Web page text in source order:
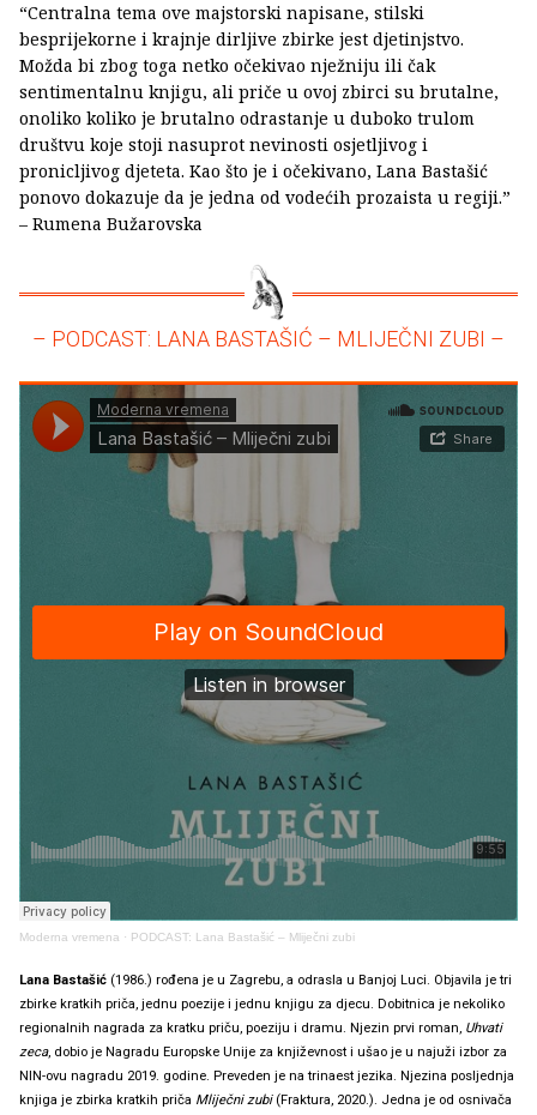
“Centralna tema ove majstorski napisane, stilski
besprijekorne i krajnje dirljive zbirke jest djetinjstvo.
Možda bi zbog toga netko očekivao nježniju ili čak
sentimentalnu knjigu, ali priče u ovoj zbirci su brutalne,
onoliko koliko je brutalno odrastanje u duboko trulom
društvu koje stoji nasuprot nevinosti osjetljivog i
pronicljivog djeteta. Kao što je i očekivano, Lana Bastašić
ponovo dokazuje da je jedna od vodećih prozaista u regiji.”
– Rumena Bužarovska
– PODCAST: LANA BASTAŠIĆ – MLIJEČNI ZUBI –
Moderna vremena · PODCAST: Lana Bastašić – Mliječni zubi
Lana Bastašić (1986.) rođena je u Zagrebu, a odrasla u Banjoj Luci. Objavila je tri
zbirke kratkih priča, jednu poezije i jednu knjigu za djecu. Dobitnica je nekoliko
regionalnih nagrada za kratku priču, poeziju i dramu. Njezin prvi roman, Uhvati
zeca, dobio je Nagradu Europske Unije za književnost i ušao je u najuži izbor za
NIN-ovu nagradu 2019. godine. Preveden je na trinaest jezika. Njezina posljednja
knjiga je zbirka kratkih priča Mliječni zubi(Fraktura, 2020.). Jedna je od osnivača